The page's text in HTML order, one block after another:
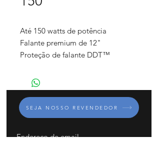
Até 150 watts de potência
Falante premium de 12"
Proteção de falante DDT™
TransTube®
Equalizador de 3 bandas com
controles de Overdrive, Contour,
Mid-Shift, Bright e Kosmos-C
Kosmos-C
SEJA NOSSO REVENDEDOR